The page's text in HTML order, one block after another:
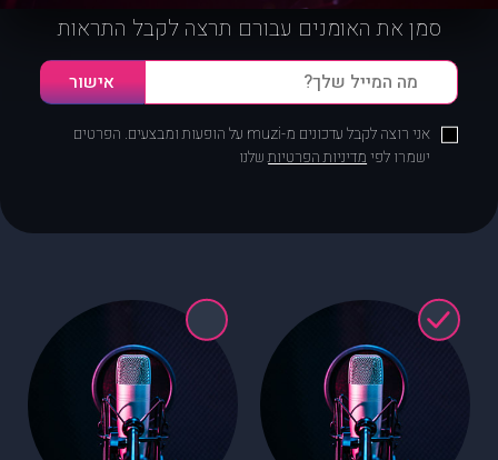
סמן את האומנים עבורם תרצה לקבל התראות
אני רוצה לקבל עדכונים מ-muzi על הופעות ומבצעים. הפרטים
ישמרו לפימדיניות הפרטיותשלנו